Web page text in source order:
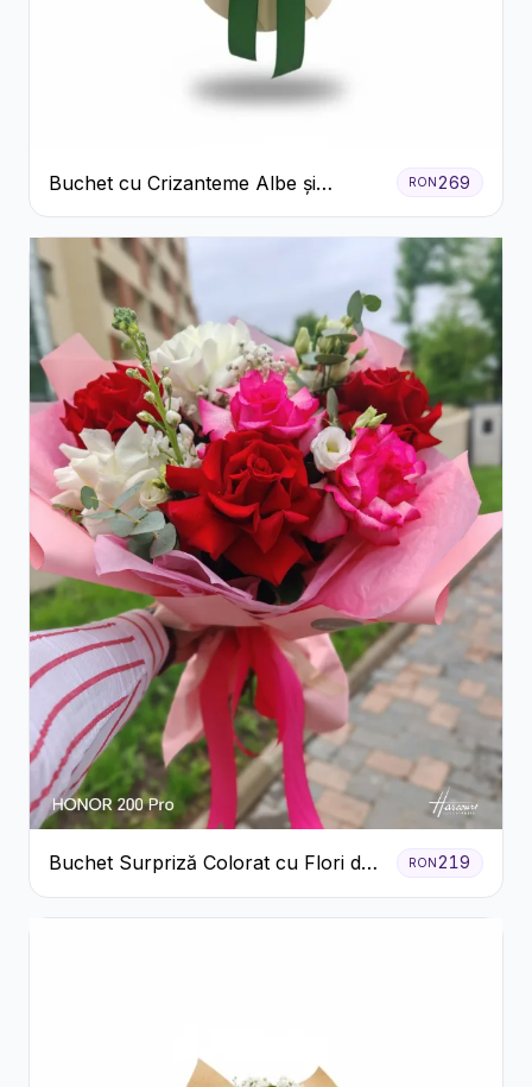
Buchet cu Crizanteme Albe și
Galbene
RON269
Buchet Surpriză Colorat cu Flori de
Sezon
RON219